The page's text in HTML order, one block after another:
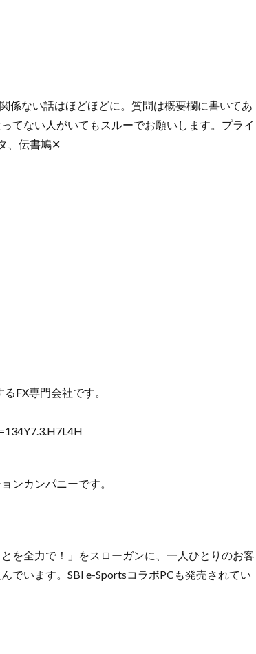
係ない話はほどほどに。質問は概要欄に書いてあ
てない人がいてもスルーでお願いします。プライ
、伝書鳩✕
FX専門会社です。
ンカンパニーです。
を全力で！」をスローガンに、一人ひとりのお客
でいます。SBI e-SportsコラボPCも発売されてい